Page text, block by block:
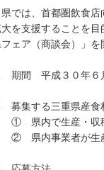
では、首都圏飲食店
を支援することを
フェア（商談会）」を
期間 平成３０年６
募集する三重県産食
県内で生産・収穫
県内事業者が生産